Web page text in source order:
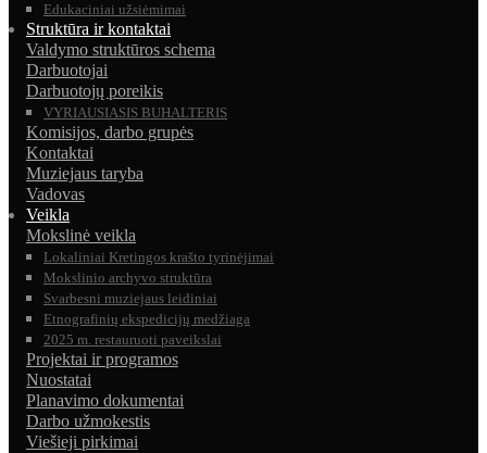
Edukaciniai užsiėmimai
Struktūra ir kontaktai
Valdymo struktūros schema
Darbuotojai
Darbuotojų poreikis
VYRIAUSIASIS BUHALTERIS
Komisijos, darbo grupės
Kontaktai
Muziejaus taryba
Vadovas
Veikla
Mokslinė veikla
Lokaliniai Kretingos krašto tyrinėjimai
Mokslinio archyvo struktūra
Svarbesni muziejaus leidiniai
Etnografinių ekspedicijų medžiaga
2025 m. restauruoti paveikslai
Projektai ir programos
Nuostatai
Planavimo dokumentai
Darbo užmokestis
Viešieji pirkimai